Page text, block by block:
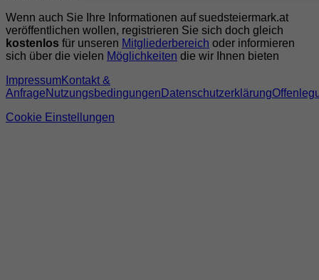
Wenn auch Sie Ihre Informationen auf suedsteiermark.at
veröffentlichen wollen, registrieren Sie sich doch gleich
kostenlos für unseren Mitgliederbereich oder informieren
sich über die vielen Möglichkeiten die wir Ihnen bieten
ImpressumKontakt &
AnfrageNutzungsbedingungen Datenschutzerklärung
Cookie Einstellungen